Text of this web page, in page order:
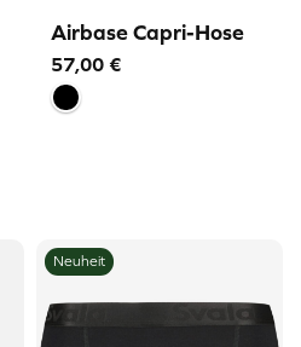
Airbase Capri-Hose
57,00 €
Neuheit